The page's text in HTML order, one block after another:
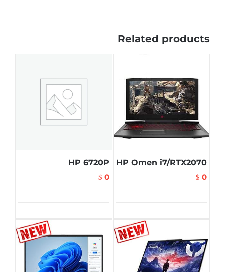
Related products
HP Omen i7/RTX2070
$ 0
HP 6720P
$ 0